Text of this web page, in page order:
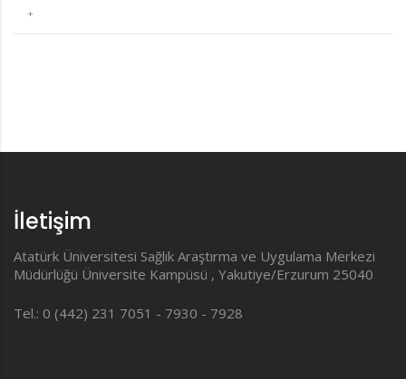
+
İletişim
Atatürk Üniversitesi Sağlık Araştırma ve Uygulama Merkezi
Müdürlüğü Üniversite Kampüsü , Yakutiye/Erzurum 25040
Tel.: 0 (442) 231 7051 - 7930 - 7928